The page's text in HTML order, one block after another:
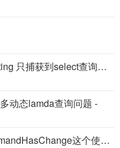
[SqlSugar] OnLogExecuting 只捕获到select查询，update没有捕获到是为什么 -
动态lamda查询问题 -
[SqlSugar] ExecuteCommandHasChange这个使用方法被移除了吗？ -